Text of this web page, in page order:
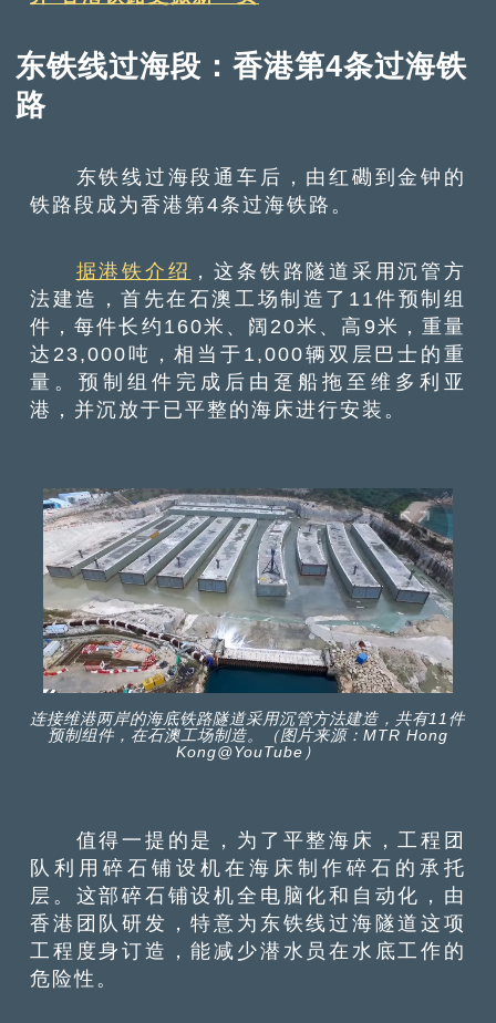
东铁线过海段：香港第4条过海铁
路
东铁线过海段通车后，由红磡到金钟的
铁路段成为香港第4条过海铁路。
据港铁介绍 ，这条铁路隧道采用沉管方
法建造，首先在石澳工场制造了11件预制组
件，每件长约160米、阔20米、高9米，重量
达23,000吨，相当于1,000辆双层巴士的重
量。预制组件完成后由趸船拖至维多利亚
港，并沉放于已平整的海床进行安装。
连接维港两岸的海底铁路隧道采用沉管方法建造，共有11件
预制组件，在石澳工场制造。（图片来源：MTR Hong
Kong@YouTube）
值得一提的是，为了平整海床，工程团
队利用碎石铺设机在海床制作碎石的承托
层。这部碎石铺设机全电脑化和自动化，由
香港团队研发，特意为东铁线过海隧道这项
工程度身订造，能减少潜水员在水底工作的
危险性。